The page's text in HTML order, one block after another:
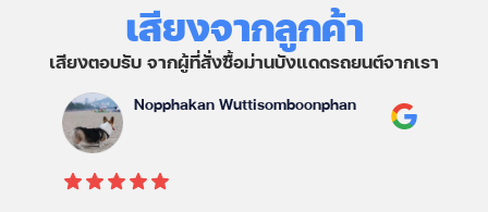
เสียงจากลูกค้า
เสียงตอบรับ จากผู้ที่สั่งซื้อม่านบังแดดรถยนต์จากเรา
Nopphakan Wuttisomboonphan